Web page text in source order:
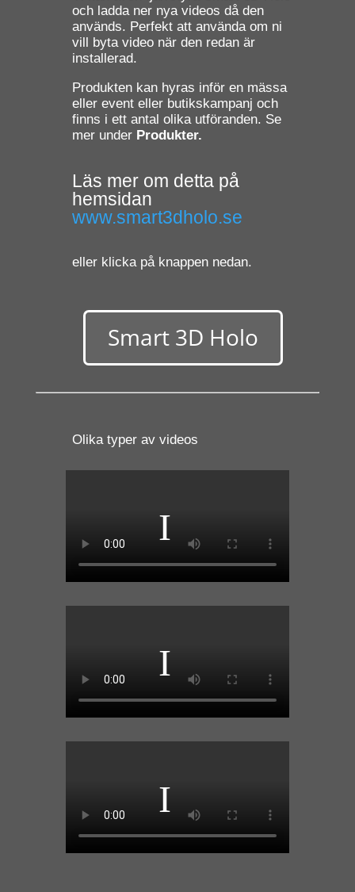
och ladda ner nya videos då den
används. Perfekt att använda om ni
vill byta video när den redan är
installerad.
Produkten kan hyras inför en mässa
eller event eller butikskampanj och
finns i ett antal olika utföranden. Se
mer under Produkter.
Läs mer om detta på
hemsidan
www.smart3dholo.se
eller klicka på knappen nedan.
Smart 3D Holo
Olika typer av videos